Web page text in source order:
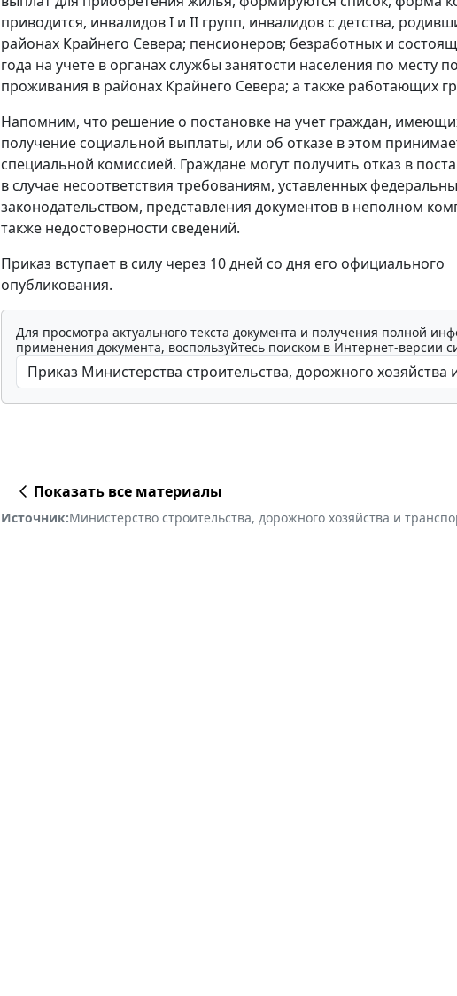
приводится, инвалидов I и II групп, инвалидов с детства,
районах Крайнего Севера; пенсионеров; безработных и
года на учете в органах службы занятости населения по месту
проживания в районах Крайнего Севера; а также работающих
Напомним, что решение о постановке на учет граждан,
получение социальной выплаты, или об отказе в этом
специальной комиссией. Граждане могут получить отказ в
в случае несоответствия требованиям, уставленных
законодательством, представления документов в неполном
также недостоверности сведений.
Приказ вступает в силу через 10 дней со дня его официального
опубликования.
Для просмотра актуального текста документа и получения полной
применения документа, воспользуйтесь поиском в Интернет-версии
Показать все материалы
Источник:Министерство строительства, дорожного хозяйства и